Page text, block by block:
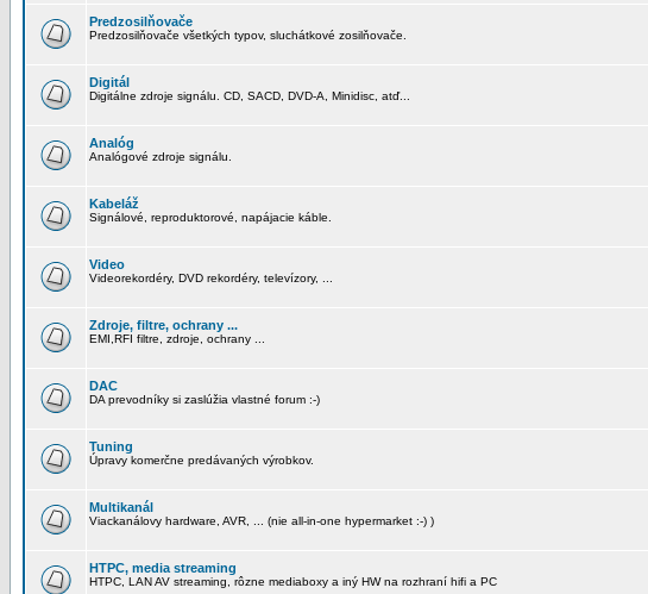
Predzosilňovače
Predzosilňovače všetkých typov, sluchátkové zosilňovače.
Digitál
Digitálne zdroje signálu. CD, SACD, DVD-A, Minidisc, atď...
Analóg
Analógové zdroje signálu.
Kabeláž
Signálové, reproduktorové, napájacie káble.
Video
Videorekordéry, DVD rekordéry, televízory, ...
Zdroje, filtre, ochrany ...
EMI,RFI filtre, zdroje, ochrany ...
DAC
DA prevodníky si zaslúžia vlastné forum :-)
Tuning
Úpravy komerčne predávaných výrobkov.
Multikanál
Viackanálovy hardware, AVR, ... (nie all-in-one hypermarket :-) )
HTPC, media streaming
HTPC, LAN AV streaming, rôzne mediaboxy a iný HW na rozhraní hifi a PC